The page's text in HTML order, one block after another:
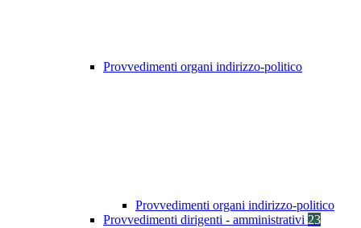
Provvedimenti organi indirizzo-politico
Provvedimenti organi indirizzo-politico
Provvedimenti dirigenti - amministrativi 23